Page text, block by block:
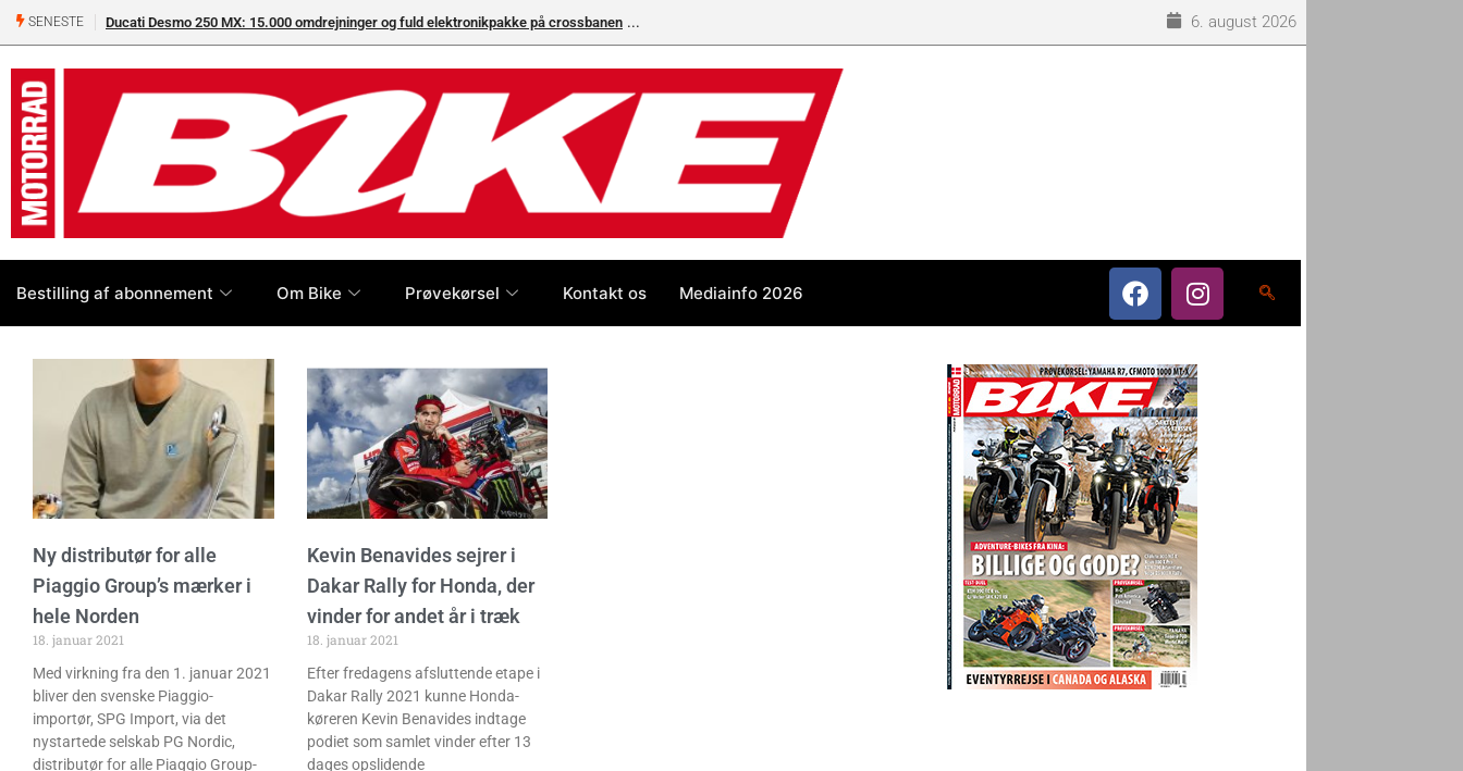
SENESTE Ducati Desmo 250 MX: 15.000 omdrejninger og fuld elektronikpakke på crossbanen 6. august 2026
Bestilling af abonnement Om Bike Prøvekørsel Kontakt os Mediainfo 2026
Ny distributør for alle
Piaggio Group’s mærker i
hele Norden
18. januar 2021
Med virkning fra den 1. januar 2021
bliver den svenske Piaggio-
importør, SPG Import, via det
nystartede selskab PG Nordic,
distributør for alle Piaggio Group-
Kevin Benavides sejrer i
Dakar Rally for Honda, der
vinder for andet år i træk
18. januar 2021
Efter fredagens afsluttende etape i
Dakar Rally 2021 kunne Honda-
køreren Kevin Benavides indtage
podiet som samlet vinder efter 13
dages opslidende